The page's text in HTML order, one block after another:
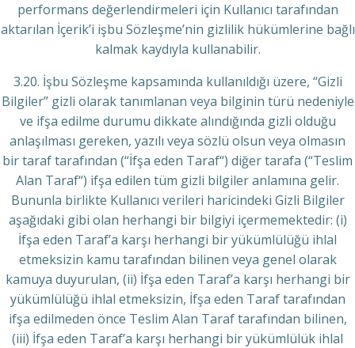
performans değerlendirmeleri için Kullanıcı tarafından
aktarılan İçerik’i işbu Sözleşme’nin gizlilik hükümlerine bağlı
kalmak kaydıyla kullanabilir.
3.20. İşbu Sözleşme kapsamında kullanıldığı üzere, “Gizli
Bilgiler” gizli olarak tanımlanan veya bilginin türü nedeniyle
ve ifşa edilme durumu dikkate alındığında gizli olduğu
anlaşılması gereken, yazılı veya sözlü olsun veya olmasın
bir taraf tarafından (“İfşa eden Taraf“) diğer tarafa (“Teslim
Alan Taraf“) ifşa edilen tüm gizli bilgiler anlamına gelir.
Bununla birlikte Kullanıcı verileri haricindeki Gizli Bilgiler
aşağıdaki gibi olan herhangi bir bilgiyi içermemektedir: (i)
İfşa eden Taraf’a karşı herhangi bir yükümlülüğü ihlal
etmeksizin kamu tarafından bilinen veya genel olarak
kamuya duyurulan, (ii) İfşa eden Taraf’a karşı herhangi bir
yükümlülüğü ihlal etmeksizin, İfşa eden Taraf tarafından
ifşa edilmeden önce Teslim Alan Taraf tarafından bilinen,
(iii) İfşa eden Taraf’a karşı herhangi bir yükümlülük ihlal